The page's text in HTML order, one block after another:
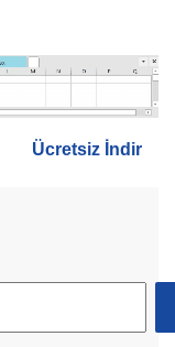
Ücretsiz İndir